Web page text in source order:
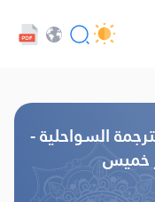
السواحلية -
خميس